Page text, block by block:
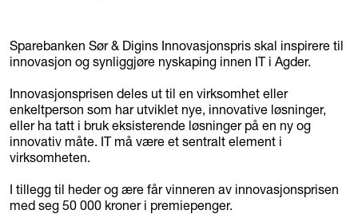
Sparebanken Sør & Digins Innovasjonspris skal inspirere til
innovasjon og synliggjøre nyskaping innen IT i Agder.
Innovasjonsprisen deles ut til en virksomhet eller
enkeltperson som har utviklet nye, innovative løsninger,
eller ha tatt i bruk eksisterende løsninger på en ny og
innovativ måte. IT må være et sentralt element i
virksomheten.
I tillegg til heder og ære får vinneren av innovasjonsprisen
med seg 50 000 kroner i premiepenger.